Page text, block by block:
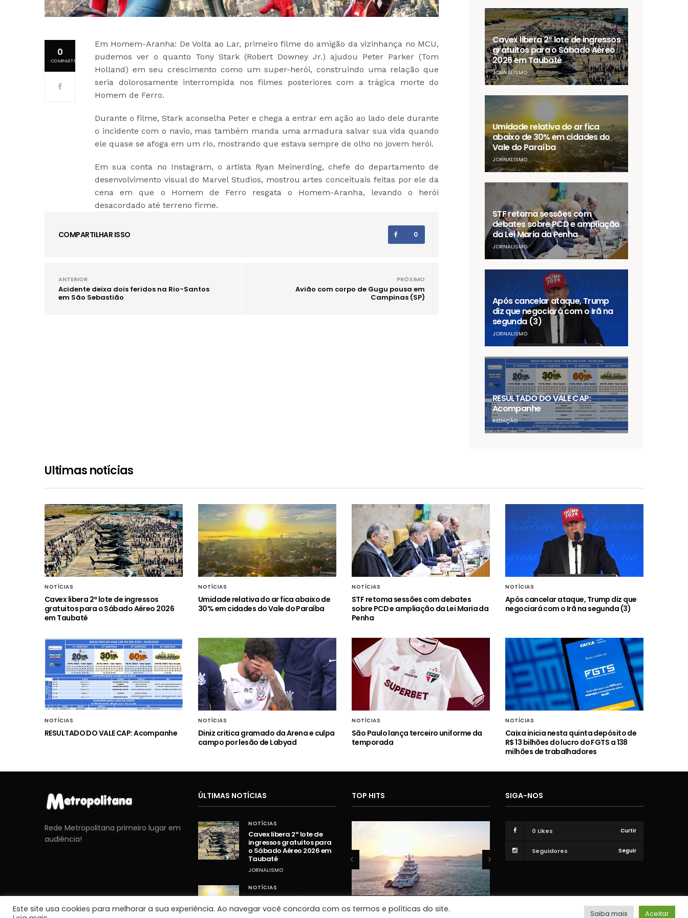
0
COMPARTILHAMENTOS
Em Homem-Aranha: De Volta ao Lar, primeiro filme do amigão da vizinhança no MCU,
pudemos ver o quanto Tony Stark (Robert Downey Jr.) ajudou Peter Parker (Tom
Holland) em seu crescimento como um super-herói, construindo uma relação que
seria dolorosamente interrompida nos filmes posteriores com a trágica morte do
Homem de Ferro.
Durante o filme, Stark aconselha Peter e chega a entrar em ação ao lado dele durante
o incidente com o navio, mas também manda uma armadura salvar sua vida quando
ele quase se afoga em um rio, mostrando que estava sempre de olho no jovem herói.
Em sua conta no Instagram, o artista Ryan Meinerding, chefe do departamento de
desenvolvimento visual do Marvel Studios, mostrou artes conceituais feitas por ele da
cena em que o Homem de Ferro resgata o Homem-Aranha, levando o herói
desacordado até terreno firme.
COMPARTILHAR ISSO 0
ANTERIOR
Acidente deixa dois feridos na Rio-Santos
em São Sebastião
PRÓXIMO
Avião com corpo de Gugu pousa em
Campinas (SP)
Cavex libera 2º lote de ingressos
gratuitos para o Sábado Aéreo
2026 em Taubaté
JORNALISMO
Umidade relativa do ar fica
abaixo de 30% em cidades do
Vale do Paraíba
JORNALISMO
STF retoma sessões com
debates sobre PCD e ampliação
da Lei Maria da Penha
JORNALISMO
Após cancelar ataque, Trump
diz que negociará com o Irã na
segunda (3)
JORNALISMO
RESULTADO DO VALE CAP:
Acompanhe
REDAÇÃO
Ultimas notícias
NOTÍCIAS
Cavex libera 2º lote de ingressos
gratuitos para o Sábado Aéreo 2026
em Taubaté
NOTÍCIAS
Umidade relativa do ar fica abaixo de
30% em cidades do Vale do Paraíba
NOTÍCIAS
STF retoma sessões com debates
sobre PCD e ampliação da Lei Maria da
Penha
NOTÍCIAS
Após cancelar ataque, Trump diz que
negociará com o Irã na segunda (3)
NOTÍCIAS
RESULTADO DO VALE CAP: Acompanhe
NOTÍCIAS
Diniz critica gramado da Arena e culpa
campo por lesão de Labyad
NOTÍCIAS
São Paulo lança terceiro uniforme da
temporada
NOTÍCIAS
Caixa inicia nesta quinta depósito de
R$ 13 bilhões do lucro do FGTS a 138
milhões de trabalhadores
Rede Metropolitana primeiro lugar em
audiência!
ÚLTIMAS NOTÍCIAS
NOTÍCIAS
Cavex libera 2º lote de
ingressos gratuitos para
o Sábado Aéreo 2026 em
Taubaté
JORNALISMO
NOTÍCIAS
Umidade relativa do ar
fica abaixo de 30% em
cidades do Vale do
TOP HITS
VÍDEOS VÍDEOS
SIGA-NOS
0 Likes Curtir
Seguidores Seguir
Este site usa cookies para melhorar a sua experiência. Ao navegar você concorda com os termos e políticas do site.
Saiba mais Aceitar